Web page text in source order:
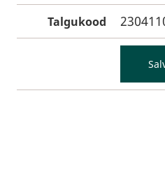
Talgukood